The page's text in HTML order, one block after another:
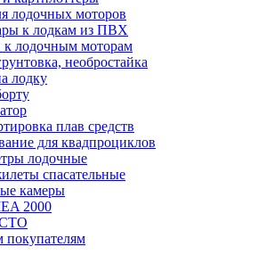
лодочных моторов
к лодкам из ПВХ
к лодочным моторам
необростайка
лодку
плав средств
для квадпроциклов
лодочные
спасательные
камеры
2000